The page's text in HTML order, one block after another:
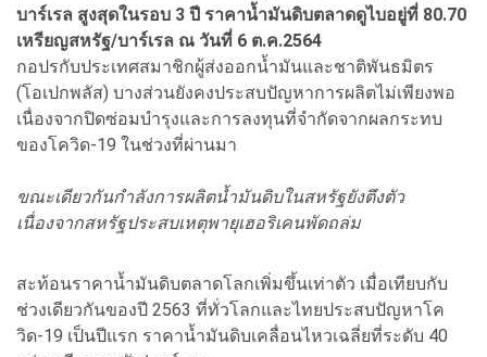
บาร์เรล สูงสุดในรอบ 3 ปี ราคาน้ำมันดิบตลาดดูไบอยู่ที่ 80.70
เหรียญสหรัฐ/บาร์เรล ณ วันที่ 6 ต.ค.2564
กอปรกับประเทศสมาชิกผู้ส่งออกน้ำมันและชาติพันธมิตร
(โอเปกพลัส) บางส่วนยังคงประสบปัญหาการผลิตไม่เพียงพอ
เนื่องจากปิดซ่อมบำรุงและการลงทุนที่จำกัดจากผลกระทบ
ของโควิด-19 ในช่วงที่ผ่านมา
ขณะเดียวกันกำลังการผลิตน้ำมันดิบในสหรัฐยังตึงตัว
เนื่องจากสหรัฐประสบเหตุพายุเฮอริเคนพัดถล่ม
สะท้อนราคาน้ำมันดิบตลาดโลกเพิ่มขึ้นเท่าตัว เมื่อเทียบกับ
ช่วงเดียวกันของปี 2563 ที่ทั่วโลกและไทยประสบปัญหาโค
วิด-19 เป็นปีแรก ราคาน้ำมันดิบเคลื่อนไหวเฉลี่ยที่ระดับ 40